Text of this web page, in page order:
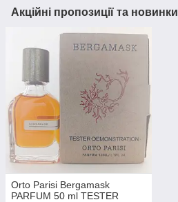
Акційні пропозиції та новинки
Orto Parisi Bergamask
PARFUM 50 ml TESTER